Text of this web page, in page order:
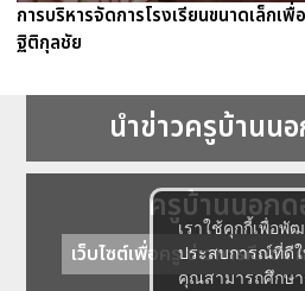
เราใช้คุกกี้เพื่อพั
ประสบการณ์ที่ดี
คุณสามารถศึกษา
การบริหารจัดการโรงเรียนขนาดเล็ก
ฐิติกุลชัย
นำข่าวครูบ้านน
ครูบ้านนอก
เว็บไซต์เพื่อครู ข่าวการศึกษา